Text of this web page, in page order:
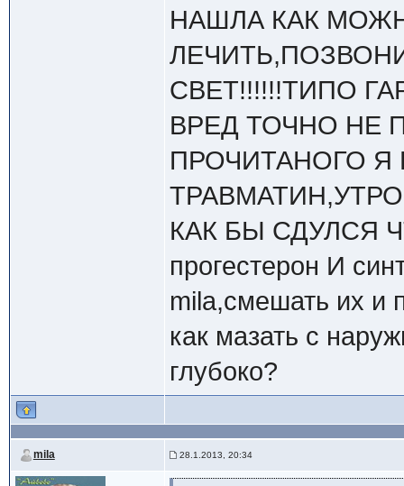
НАШЛА КАК
СВЕТ!!!!!!ТИПО
ВРЕД ТОЧНО НЕ
ПРОЧИТАНОГО Я
КАК БЫ СДУЛСЯ
прогестерон И
mila,смешать их и
как мазать с
глубоко?
mila 28.1.2013, 20:34